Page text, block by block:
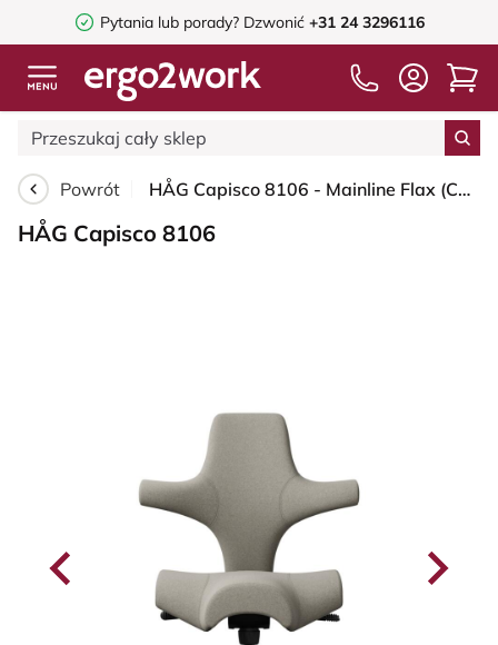
Pytania lub porady? Dzwonić +31 24 3296116
Powrót HÅG Capisco 8106 - Mainline Flax (Camira) - Wełna / Len - MLF002 Beige-Grey - Black - 150mm (seat height 40–55cm) - Hard castors for soft floors
HÅG Capisco 8106